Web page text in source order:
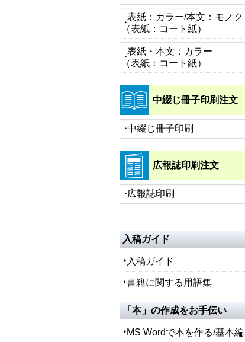
表紙：カラー/本文：モノク
（表紙：コート紙）
表紙・本文：カラー
（表紙：コート紙）
中綴じ冊子印刷注文
中綴じ冊子印刷
広報誌印刷注文
広報誌印刷
入稿ガイド
入稿ガイド
書籍に関する用語集
「本」の作成をお手伝い
MS Wordで本を作る/基本編